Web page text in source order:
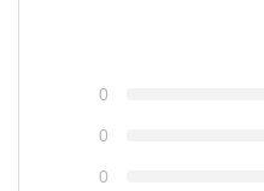
0
0
0